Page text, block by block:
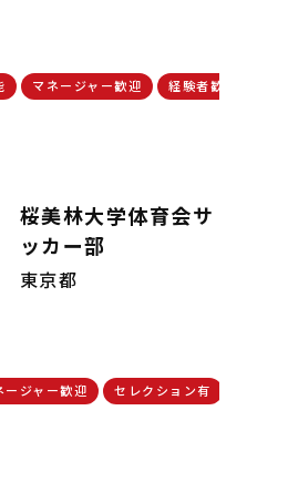
マネージャー歓迎 経験者歓迎
桜美林大学体育会サ
ッカー部
東京都
ージャー歓迎 セレクション有